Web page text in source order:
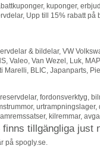
kuponger,
Upp till 15% rabatt på
& bildelar, VW
Valeo, Van Wezel, Luk,
Marelli, BLIC, Japanparts,
fordonsverktyg,
urtrampningslager,
kilremmar,
tillgängliga just
på spogly.se.